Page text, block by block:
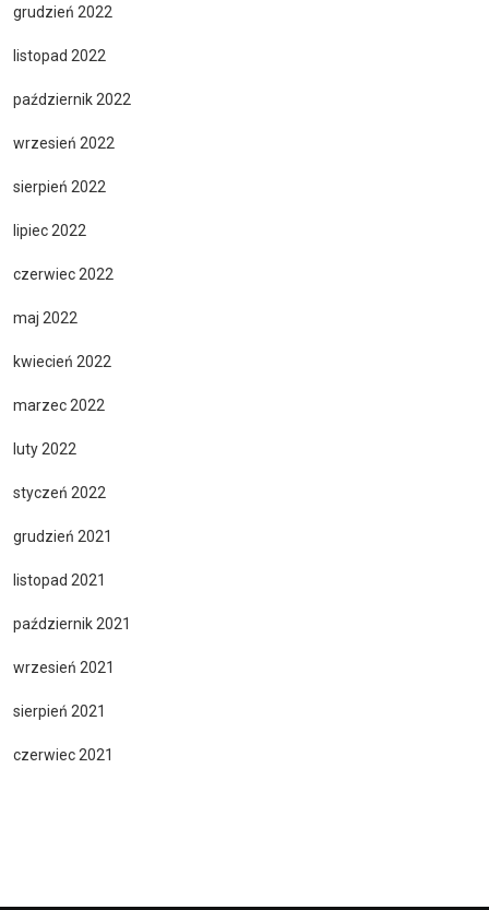
grudzień 2022
listopad 2022
październik 2022
wrzesień 2022
sierpień 2022
lipiec 2022
czerwiec 2022
maj 2022
kwiecień 2022
marzec 2022
luty 2022
styczeń 2022
grudzień 2021
listopad 2021
październik 2021
wrzesień 2021
sierpień 2021
czerwiec 2021